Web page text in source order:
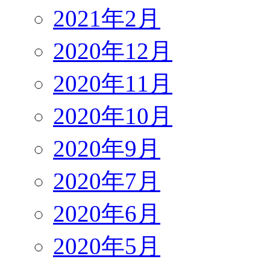
2021年2月
2020年12月
2020年11月
2020年10月
2020年9月
2020年7月
2020年6月
2020年5月